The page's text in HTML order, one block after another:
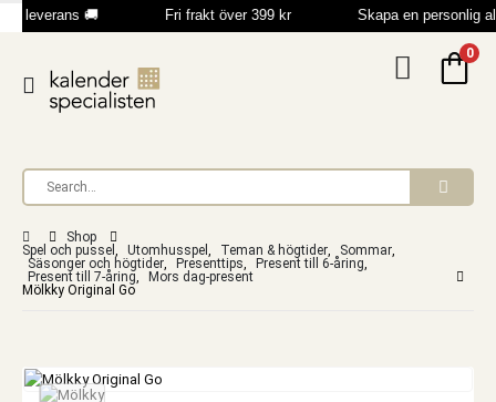
leverans 🚚 Fri frakt över 399 kr Skapa en personlig
0
Shop
Spel och pussel , Utomhusspel , Teman & högtider, Sommar,
Säsonger och högtider, Presenttips, Present till 6-åring,
Present till 7-åring,
Mors dag-present
Mölkky Original Go